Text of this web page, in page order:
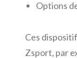
Options
Ces
Zsport, par